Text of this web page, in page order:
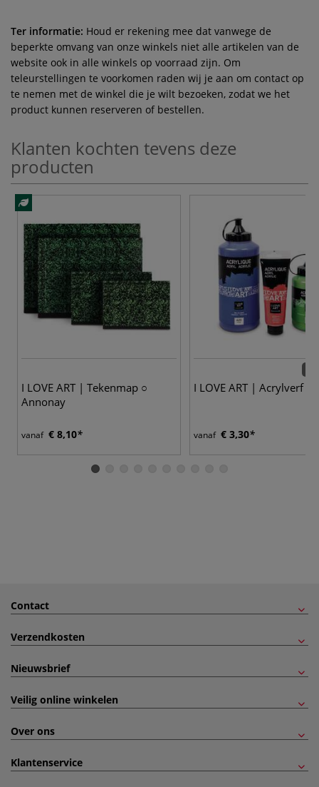
Ter informatie: Houd er rekening mee dat vanwege de
beperkte omvang van onze winkels niet alle artikelen van de
website ook in alle winkels op voorraad zijn. Om
teleurstellingen te voorkomen raden wij je aan om contact op
te nemen met de winkel die je wilt bezoeken, zodat we het
product kunnen reserveren of bestellen.
Klanten kochten tevens deze
producten
I LOVE ART | Tekenmap ○
Annonay
vanaf € 8,10
I LOVE ART | Acrylverf
vanaf € 3,30
Contact
Verzendkosten
Nieuwsbrief
Veilig online winkelen
Over ons
Klantenservice